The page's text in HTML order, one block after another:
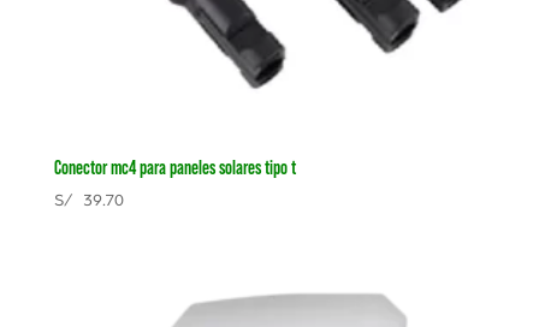
Conector mc4 para paneles solares tipo t
S/39.70